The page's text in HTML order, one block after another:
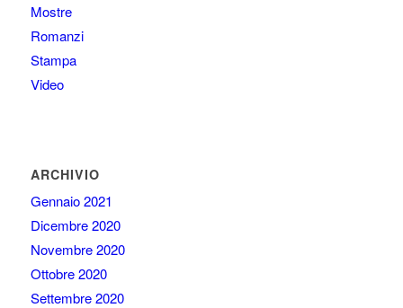
Mostre
Romanzi
Stampa
Video
ARCHIVIO
Gennaio 2021
Dicembre 2020
Novembre 2020
Ottobre 2020
Settembre 2020